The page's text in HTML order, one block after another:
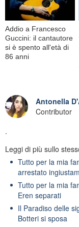
Addio a Francesco
Guccini: il cantautore
si è spento all'età di
86 anni
Antonella
Contributor
.
Leggi di più sullo
Tutto per la mia
arrestato
Tutto per la mia
Eren separati
Il Paradiso delle
Botteri si sposa